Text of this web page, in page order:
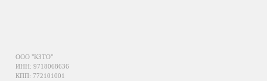
ООО "КЗТО"
ИНН: 9718068636
КПП: 772101001